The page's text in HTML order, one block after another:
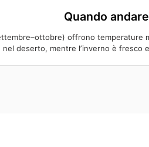
Quando andare
offrono temperature
deserto, mentre l’inverno è fresco